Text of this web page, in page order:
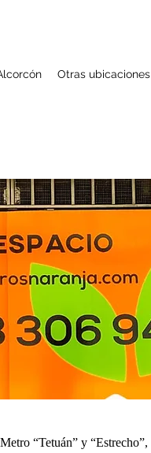
Otras ubicaciones
“Tetuán” y “Estrecho”,